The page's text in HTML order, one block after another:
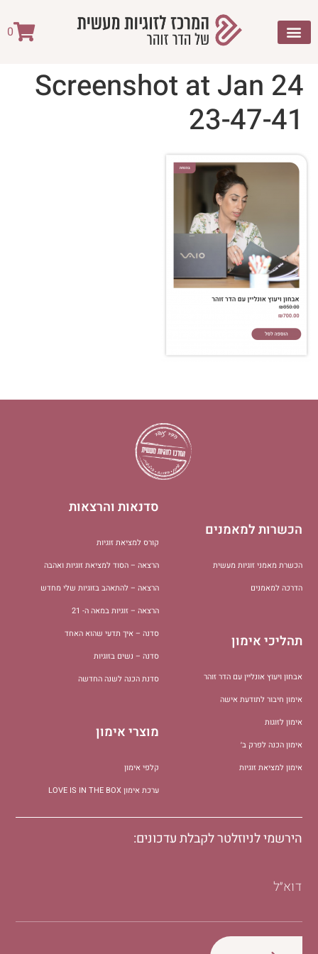
0
Screenshot at Jan 24
23-47-41
הכשרות למאמנים
הכשרת מאמני זוגיות מעשית
הדרכה למאמנים
תהליכי אימון
אבחון ויעוץ אונליין עם הדר זוהר
אימון חיבור לתודעת אישה
אימון לזוגות
אימון הכנה לפרק ב׳
אימון למציאת זוגיות
סדנאות והרצאות
קורס למציאת זוגיות
הרצאה – הסוד למציאת זוגיות ואהבה
הרצאה – להתאהב בזוגיות שלי מחדש
הרצאה – זוגיות במאה ה- 21
סדנה – איך תדעי שהוא האחד
סדנה – נשים בזוגיות
סדנת הכנה לשנה החדשה
מוצרי אימון
קלפי אימון
ערכת אימון LOVE IS IN THE BOX
הירשמי לניוזלטר לקבלת עדכונים:
דוא״ל